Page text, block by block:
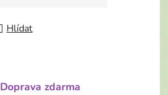
Hlídat
Doprava zdarma